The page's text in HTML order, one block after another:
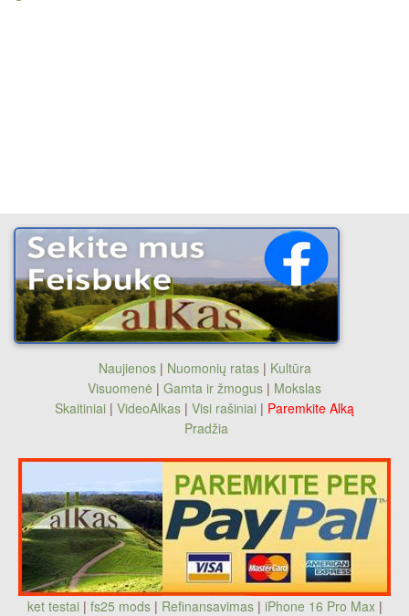
Naujienos| Nuomonių ratas| Kultūra
Visuomenė | Gamta ir žmogus | Mokslas
Skaitiniai | VideoAlkas | Visi rašiniai | Paremkite Alką
Pradžia
ket testai | fs25 mods| Refinansavimas| iPhone 16 Pro Max|